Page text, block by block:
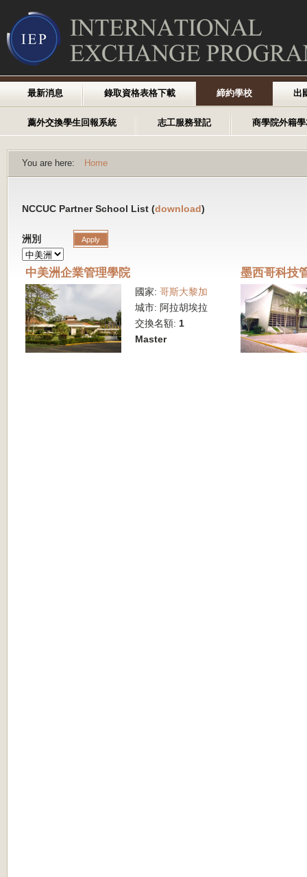
最新消息 錄取資格表格下載 締約學校 出
薦外交換學生回報系統 志工服務登記 商學院外籍
You are here: Home
NCCUC Partner School List (download)
洲別
中美洲企業管理學院
國家: 哥斯大黎加
城市: 阿拉胡埃拉
交換名額: 1
Master
墨西哥科技